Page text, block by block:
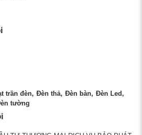
trần đèn Đèn thả Đèn bàn
Đèn Led
tường